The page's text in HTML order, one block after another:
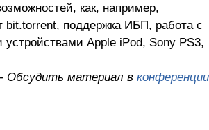
как, например,
bit.torrent, поддержка ИБП, работа с
Apple iPod, Sony PS3,
- Обсудить материал в конференции